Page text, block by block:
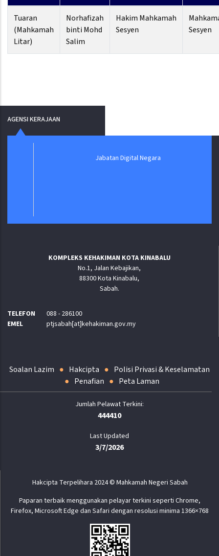
Tuaran
(Mahkamah
Litar)
Norhafizah
binti Mohd
Salim
Hakim Mahkamah
Sesyen
Sesyen
AGENSI KERAJAAN
Jabatan Digital Negara
KOMPLEKS KEHAKIMAN KOTA KINABALU
No.1, Jalan Kebajikan,
88300 Kota Kinabalu,
Sabah.
TELEFON
088 - 286100
EMEL
ptjsabah[at]kehakiman.gov.my
Soalan Lazim Hakcipta
Polisi Privasi & Keselamatan
Penafian
Peta Laman
444410
Last Updated
3/7/2026
Hakcipta Terpelihara 2024 © Mahkamah Negeri Sabah
Paparan terbaik menggunakan pelayar terkini seperti Chrome,
Firefox, Microsoft Edge dan Safari dengan resolusi minima 1366×768